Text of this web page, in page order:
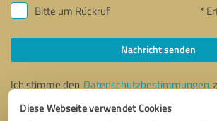
Diese Webseite verwendet Cookies
Bitte um Rückruf *
Nachricht senden
Ich stimme den Datenschutzbestimmungen